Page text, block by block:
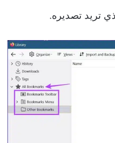
تريد تصديره.